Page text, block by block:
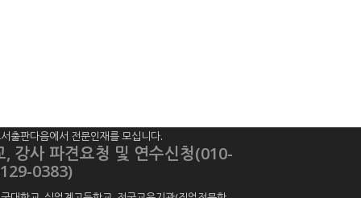
출판다음에서 전문인재를 모십니다.
, 강사 파견요청 및 연수신청(010-
0383)